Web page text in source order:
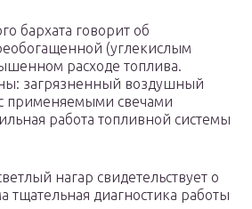
бархата говорит об
(углекислым
расходе топлива.
загрязненный воздушный
применяемыми свечами
работа топливной системы
нагар свидетельствует о
тщательная диагностика работы